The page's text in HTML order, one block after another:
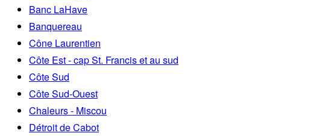
Banc LaHave
Banquereau
Cône Laurentien
Côte Est - cap St. Francis et au sud
Côte Sud
Côte Sud-Ouest
Chaleurs - Miscou
Détroit de Cabot